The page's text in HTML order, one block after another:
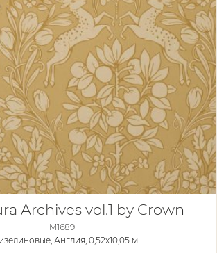
Archives vol.1 by Crown
M1689
Англия, 0,52x10,05 м